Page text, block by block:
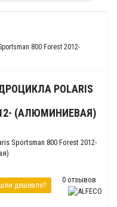
800 Forest 2012-
POLARIS
(АЛЮМИНИЕВАЯ)
0 отзывов
дешевле?